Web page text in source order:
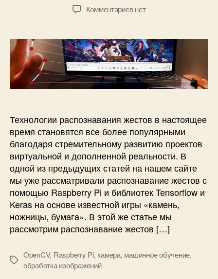
r
i
n
o
р
з
а
п
и
с
т
з
а
п
и
с
и
Комментариевк
п
и
с
и
У
а
в
л
я
е
м
ы
й
ж
с
т
м
нет
Технологии распознавания жестов в настоящее
время становятся все более популярными
благодаря стремительному развитию проектов
виртуальной и дополненной реальности. В
одной из предыдущих статей на нашем сайте
мы уже рассматривали распознавание жестов с
помощью Raspberry Pi и библиотек Tensorflow и
Keras на основе известной игры «камень,
ножницы, бумага». В этой же статье мы
рассмотрим распознавание жестов […]
М
OpenCV, Raspberry Pi, камера, машинное обучение,
обработка изображений